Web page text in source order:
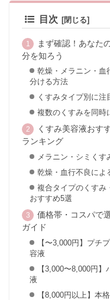
目次
まず確認！あなた
分を知ろう
乾燥・メラニン・
分ける方法
くすみタイプ別に
複数のくすみを同時
くすみ美容液おす
ランキング
メラニン・シミくす
乾燥・血行不良によ
複合タイプのくすみ
おすすめ5選
価格帯・コスパで
ガイド
【〜3,000円】プチ
容液
【3,000〜8,000円
液
【8,000円以上】本